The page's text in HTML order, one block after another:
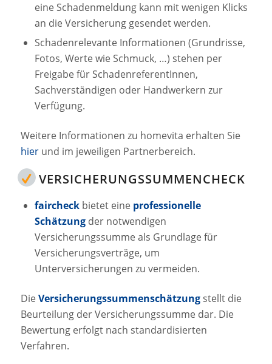
eine Schadenmeldung kann mit wenigen Klicks
an die Versicherung gesendet werden.
Schadenrelevante Informationen (Grundrisse,
Fotos, Werte wie Schmuck, …) stehen per
Freigabe für SchadenreferentInnen,
Sachverständigen oder Handwerkern zur
Verfügung.
Weitere Informationen zu homevita erhalten Sie
hierund im jeweiligen Partnerbereich.
VERSICHERUNGSSUMMENCHECK
faircheckbietet eine professionelle
Schätzungder notwendigen
Versicherungssumme als Grundlage für
Versicherungsverträge, um
Unterversicherungen zu vermeiden.
DieVersicherungssummenschätzungstellt die
Beurteilung der Versicherungssumme dar. Die
Bewertung erfolgt nach standardisierten
Verfahren.